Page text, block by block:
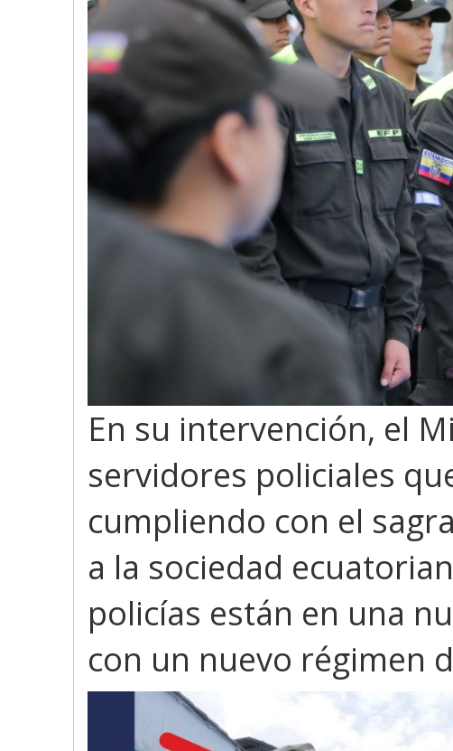
En su intervención, el
servidores policiales
cumpliendo con el
a la sociedad
policías están en una
con un nuevo régimen